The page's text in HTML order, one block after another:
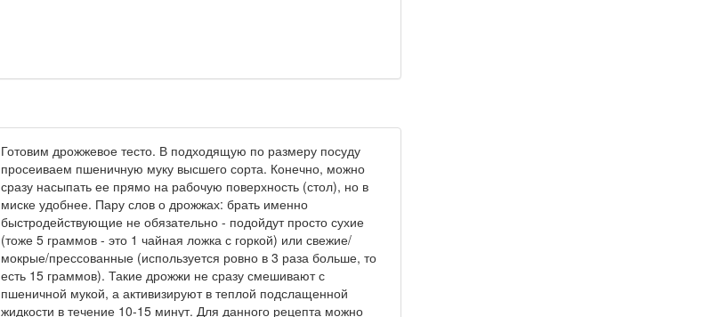
Готовим дрожжевое тесто. В подходящую по размеру посуду
просеиваем пшеничную муку высшего сорта. Конечно, можно
сразу насыпать ее прямо на рабочую поверхность (стол), но в
миске удобнее. Пару слов о дрожжах: брать именно
быстродействующие не обязательно - подойдут просто сухие
(тоже 5 граммов - это 1 чайная ложка с горкой) или свежие/
мокрые/прессованные (используется ровно в 3 раза больше, то
есть 15 граммов). Такие дрожжи не сразу смешивают с
пшеничной мукой, а активизируют в теплой подслащенной
жидкости в течение 10-15 минут. Для данного рецепта можно